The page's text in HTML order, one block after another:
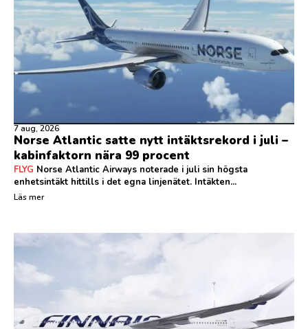
7 aug, 2026
Norse Atlantic satte nytt intäktsrekord i juli –
kabinfaktorn nära 99 procent
FLYG Norse Atlantic Airways noterade i juli sin högsta
enhetsintäkt hittills i det egna linjenätet. Intäkten...
Läs mer